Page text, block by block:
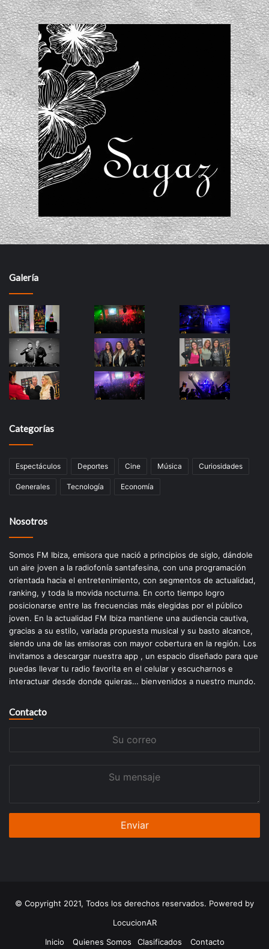
Galería
Categorías
Espectáculos Deportes Cine Música Curiosidades
Generales Tecnología Economía
Nosotros
Somos FM Ibiza, emisora que nació a principios de siglo, dándole
un aire joven a la radiofonía santafesina, con una programación
orientada hacia el entretenimiento, con segmentos de actualidad,
ranking, y toda la movida nocturna. En corto tiempo logro
posicionarse entre las frecuencias más elegidas por el público
joven. En la actualidad FM Ibiza mantiene una audiencia cautiva,
gracias a su estilo, variada propuesta musical y su basto alcance,
siendo una de las emisoras con mayor cobertura en la región. Los
invitamos a descargar nuestra app , un espacio diseñado para que
puedas llevar tu radio favorita en el celular y escucharnos e
interactuar desde donde quieras… bienvenidos a nuestro mundo.
Contacto
© Copyright 2021, Todos los derechos reservados. Powered by
LocucionAR
Inicio
Quienes Somos Clasificados Contacto